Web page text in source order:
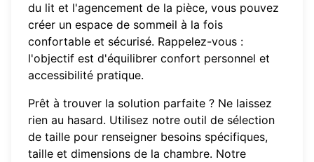
du lit et l'agencement de la pièce, vous pouvez
créer un espace de sommeil à la fois
confortable et sécurisé. Rappelez-vous :
l'objectif est d'équilibrer confort personnel et
accessibilité pratique.
Prêt à trouver la solution parfaite ? Ne laissez
rien au hasard. Utilisez notre outil de sélection
de taille pour renseigner besoins spécifiques,
taille et dimensions de la chambre. Notre